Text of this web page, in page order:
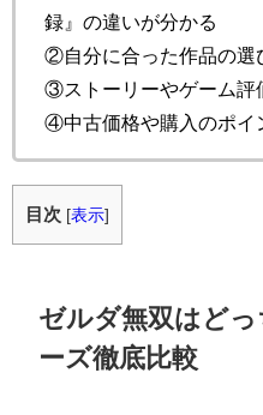
録』の違いが分かる
②自分に合った作品の選
③ストーリーやゲーム評
④中古価格や購入のポイ
目次 [表示]
ゼルダ無双はど
ーズ徹底比較